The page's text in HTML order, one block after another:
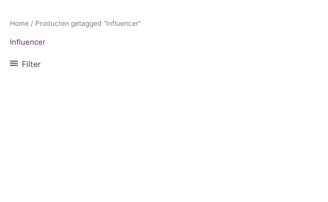
Home / Producten getagged “Influencer”
Influencer
Filter